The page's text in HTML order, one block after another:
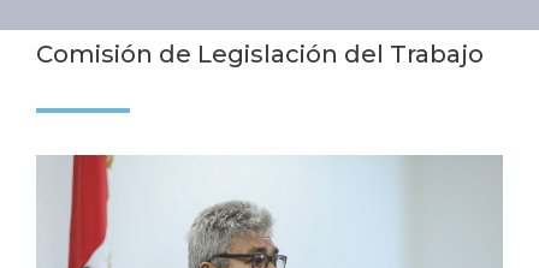
Comisión de Legislación del Trabajo